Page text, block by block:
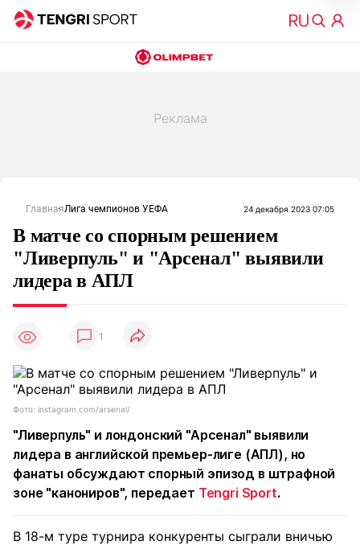
ГлавнаяЛига чемпионов УЕФА 24 декабря 2023 07:05
В матче со спорным решением
"Ливерпуль" и "Арсенал" выявили
лидера в АПЛ
1
Фото: instagram.com/arsenal/
"Ливерпуль" и лондонский "Арсенал" выявили
лидера в английской премьер-лиге (АПЛ), но
фанаты обсуждают спорный эпизод в штрафной
зоне "канониров", передает Tengri Sport.
В 18-м туре турнира конкуренты сыграли вничью